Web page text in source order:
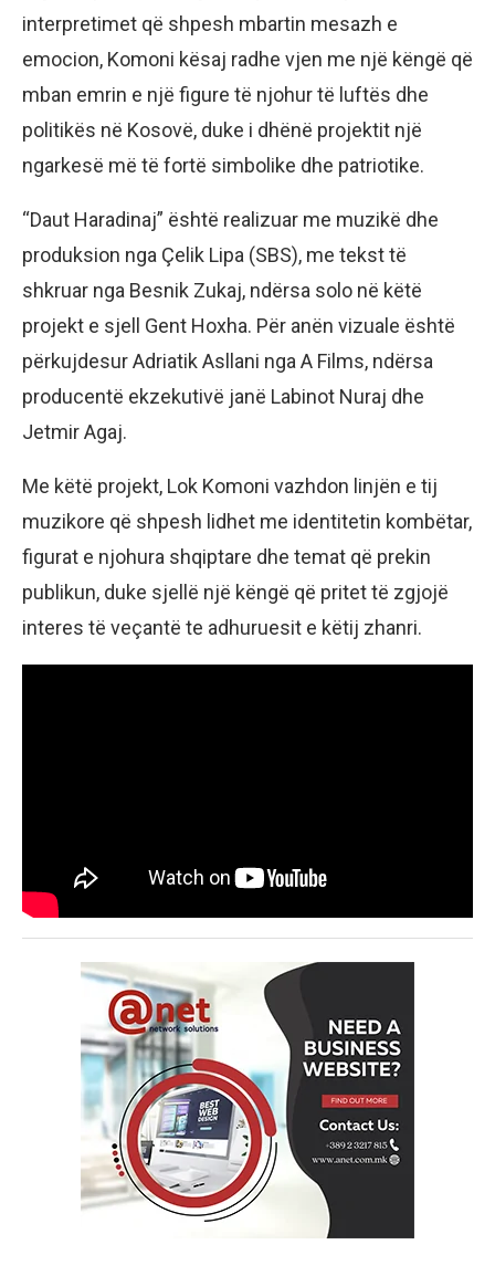
interpretimet që shpesh mbartin mesazh e
emocion, Komoni kësaj radhe vjen me një këngë që
mban emrin e një figure të njohur të luftës dhe
politikës në Kosovë, duke i dhënë projektit një
ngarkesë më të fortë simbolike dhe patriotike.
“Daut Haradinaj” është realizuar me muzikë dhe
produksion nga Çelik Lipa (SBS), me tekst të
shkruar nga Besnik Zukaj, ndërsa solo në këtë
projekt e sjell Gent Hoxha. Për anën vizuale është
përkujdesur Adriatik Asllani nga A Films, ndërsa
producentë ekzekutivë janë Labinot Nuraj dhe
Jetmir Agaj.
Me këtë projekt, Lok Komoni vazhdon linjën e tij
muzikore që shpesh lidhet me identitetin kombëtar,
figurat e njohura shqiptare dhe temat që prekin
publikun, duke sjellë një këngë që pritet të zgjojë
interes të veçantë te adhuruesit e këtij zhanri.